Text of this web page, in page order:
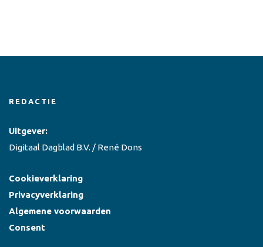
REDACTIE
Uitgever:
Digitaal Dagblad B.V. / René Dons
Cookieverklaring
Privacyverklaring
Algemene voorwaarden
Consent